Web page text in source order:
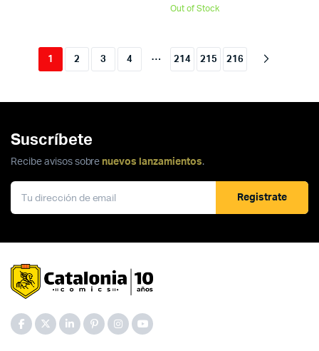
Out of Stock
1 2 3 4 … 214 215 216
Suscríbete
Recibe avisos sobre nuevos lanzamientos.
Registrate